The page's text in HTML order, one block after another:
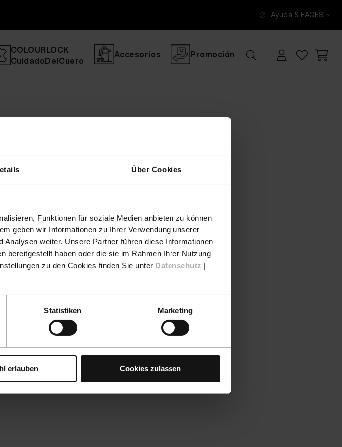
Über Cookies
Funktionen für soziale Medien anbieten zu können
geben wir Informationen zu Ihrer Verwendung unserer
weiter. Unsere Partner führen diese Informationen
bereitgestellt haben oder die sie im Rahmen Ihrer Nutzung
zu den Cookies finden Sie unter Datenschutz |
Statistiken Marketing
erlauben Cookies zulassen
Ayuda & FAQES
COLOURLOCK
CuidadoDelCuero
Accesorios Promoción